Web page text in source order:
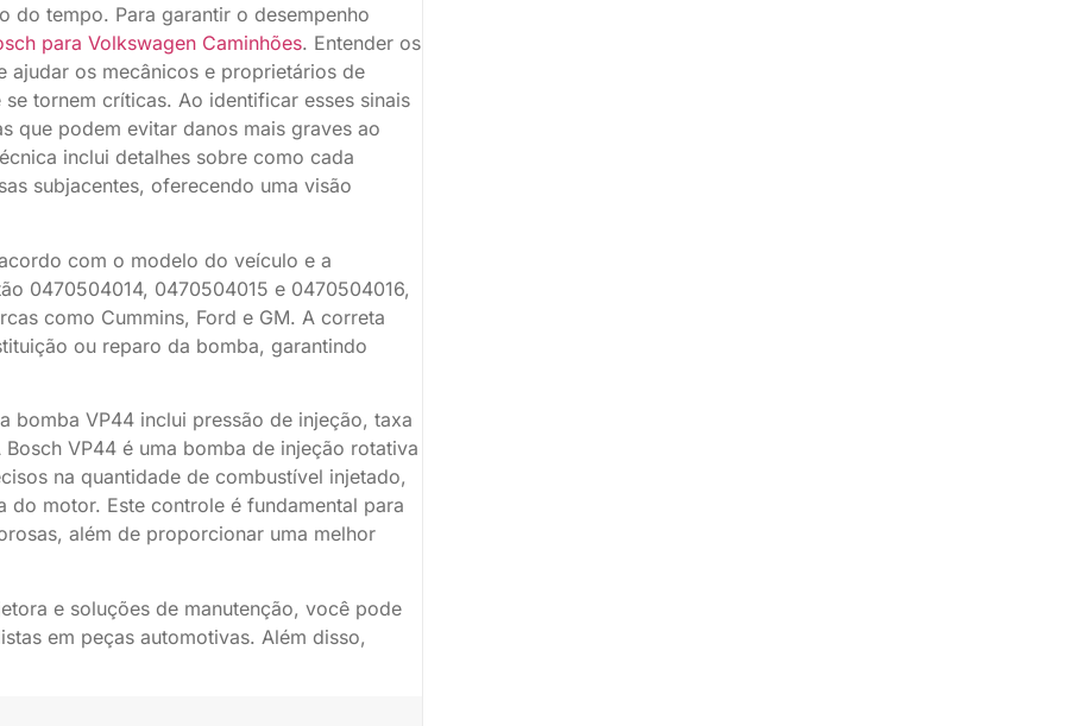
do tempo. Para garantir o desempenho
para Volkswagen Caminhões. Entender os
ajudar os mecânicos e proprietários de
tornem críticas. Ao identificar esses sinais
que podem evitar danos mais graves ao
inclui detalhes sobre como cada
subjacentes, oferecendo uma visão
com o modelo do veículo e a
0470504014, 0470504015 e 0470504016,
como Cummins, Ford e GM. A correta
ou reparo da bomba, garantindo
bomba VP44 inclui pressão de injeção, taxa
VP44 é uma bomba de injeção rotativa
na quantidade de combustível injetado,
motor. Este controle é fundamental para
além de proporcionar uma melhor
e soluções de manutenção, você pode
em peças automotivas. Além disso,